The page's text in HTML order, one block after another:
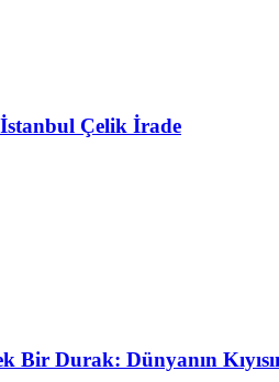
Çelik İrade
Bir Durak: Dünyanın